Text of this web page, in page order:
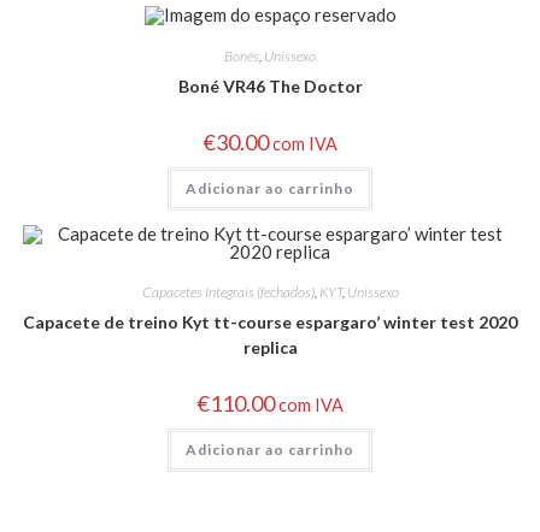
Bonés Unissexo
Boné VR46 The Doctor
€30.00com IVA
Adicionar ao carrinho
Capacetes Integrais (fechados), KYT, Unissexo
Capacete de treino Kyt tt-course espargaro’ winter test 2020
replica
€110.00com IVA
Adicionar ao carrinho